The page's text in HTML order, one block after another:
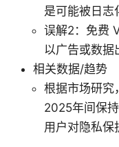
是可能被日志
误解2：免费
以广告或数据
相关数据/趋势
根据市场研
2025年间保
用户对隐私保